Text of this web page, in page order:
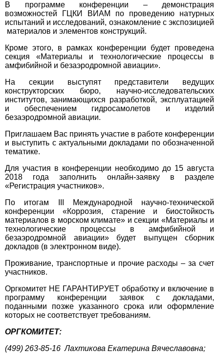
В программе конференции – демонстрация
возможностей ГЦКИ ВИАМ по проведению натурных
испытаний и исследований, ознакомление с экспозицией
материалов и элементов конструкций.
Кроме этого, в рамках конференции будет проведена
секция «Материалы и технологические процессы в
амфибийной и безаэродромной авиации».
На секции выступят представители ведущих
конструкторских бюро, научно-исследовательских
институтов, занимающихся разработкой, эксплуатацией
и обеспечением гидросамолетов и изделий
безаэродромной авиации.
Приглашаем Вас принять участие в работе конференции
и выступить с актуальными докладами по обозначенной
тематике.
Для участия в конференции необходимо до 15 августа
2018 года заполнить онлайн-заявку в разделе
«Регистрация участников».
По итогам III Международной научно-технической
конференции «Коррозия, старение и биостойкость
материалов в морском климате» и секции «Материалы и
технологические процессы в амфибийной и
безаэродромной авиации» будет выпущен сборник
докладов (в электронном виде).
Проживание, транспортные и прочие расходы – за счет
участников.
Оргкомитет НЕ ГАРАНТИРУЕТ обработку и включение в
программу конференции заявок с докладами,
поданными позже указанного срока или оформление
которых не соответствует требованиям.
ОРГКОМИТЕТ:
(499) 263-85-16 Лахтикова Екатерина Вячеславовна;